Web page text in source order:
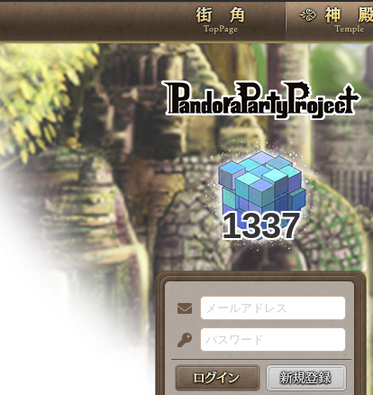
TOP
1337
メ
ー
ル
パ